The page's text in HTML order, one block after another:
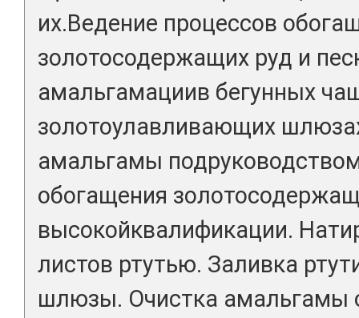
их.Ведение процессов
золотосодержащих руд и
амальгамациив бегунных
золотоулавливающих
амальгамы
обогащения
высокойквалификации.
листов ртутью. Заливка
шлюзы. Очистка амальгамы